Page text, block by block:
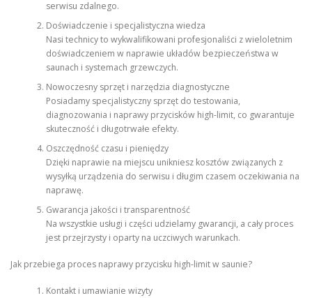
serwisu zdalnego.
Doświadczenie i specjalistyczna wiedza
Nasi technicy to wykwalifikowani profesjonaliści z wieloletnim
doświadczeniem w naprawie układów bezpieczeństwa w
saunach i systemach grzewczych.
Nowoczesny sprzęt i narzędzia diagnostyczne
Posiadamy specjalistyczny sprzęt do testowania,
diagnozowania i naprawy przycisków high-limit, co gwarantuje
skuteczność i długotrwałe efekty.
Oszczędność czasu i pieniędzy
Dzięki naprawie na miejscu unikniesz kosztów związanych z
wysyłką urządzenia do serwisu i długim czasem oczekiwania na
naprawę.
Gwarancja jakości i transparentność
Na wszystkie usługi i części udzielamy gwarancji, a cały proces
jest przejrzysty i oparty na uczciwych warunkach.
Jak przebiega proces naprawy przycisku high-limit w saunie?
Kontakt i umawianie wizyty